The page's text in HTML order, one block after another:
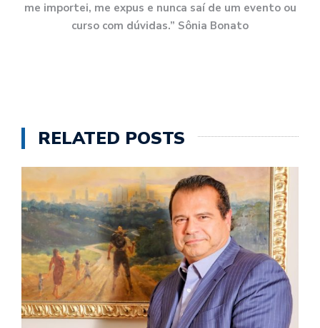
me importei, me expus e nunca saí de um evento ou
curso com dúvidas.” Sônia Bonato
RELATED POSTS